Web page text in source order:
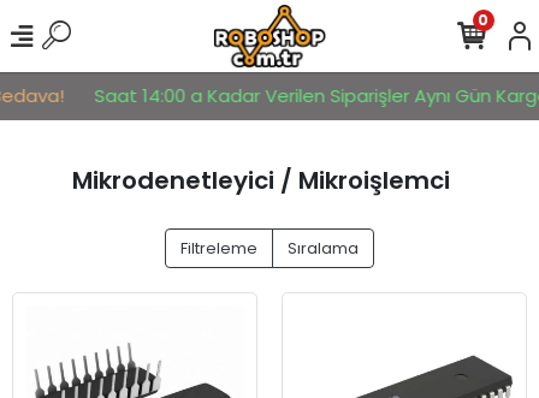
Saat 14:00 a Kadar Verilen Siparişler Aynı Gün
0
Mikrodenetleyici / Mikroişlemci
Filtreleme Sıralama